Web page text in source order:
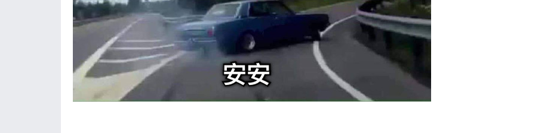
回台北 閔閔家 安安
立刻支付
您没有权限发布内容，请购买会员或者提升权限。
找回